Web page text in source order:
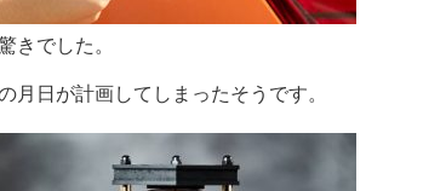
でした。
日が計画してしまったそうです。